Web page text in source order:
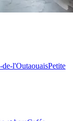
l'OutaouaisPetite